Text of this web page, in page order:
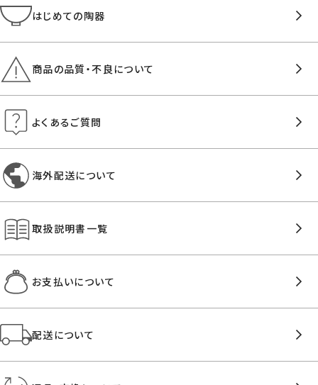
はじめての陶器
商品の品質・不良について
よくあるご質問
海外配送について
取扱説明書一覧
お支払いについて
配送について